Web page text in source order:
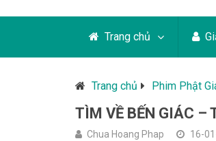
Trang chủ
Trang chủ Phim Phật
TÌM VỀ BẾN GIÁC –
Chua Hoang Phap 16-